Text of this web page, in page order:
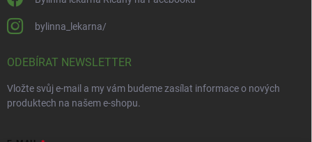
bylinna_lekarna/
ODEBÍRAT NEWSLETTER
Vložte svůj e-mail a my vám budeme zasílat informace o nových
produktech na našem e-shopu.